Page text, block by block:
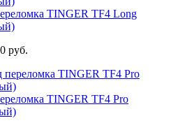
TINGER TF4 Long
руб.
TINGER TF4 Pro